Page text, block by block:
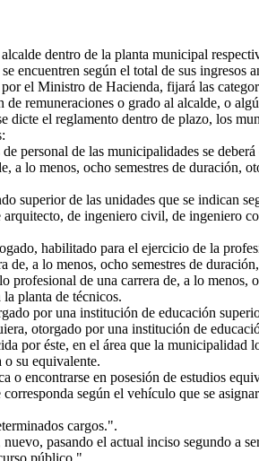
dentro de la planta municipal
encuentren según el total de sus
el Ministro de Hacienda, fijará las
remuneraciones o grado al alcalde, o
dicte el reglamento dentro de plazo, los
personal de las municipalidades se
lo menos, ocho semestres de duración,
superior de las unidades que se indican
de ingeniero civil, de ingeniero
habilitado para el ejercicio de la
a lo menos, ocho semestres de
de una carrera de, a lo
planta de técnicos.
por una institución de educación
otorgado por una institución de
por éste, en el área que la municipalidad
su equivalente.
encontrarse en posesión de estudios
según el vehículo que se
cargos.".
pasando el actual inciso segundo a
público.".